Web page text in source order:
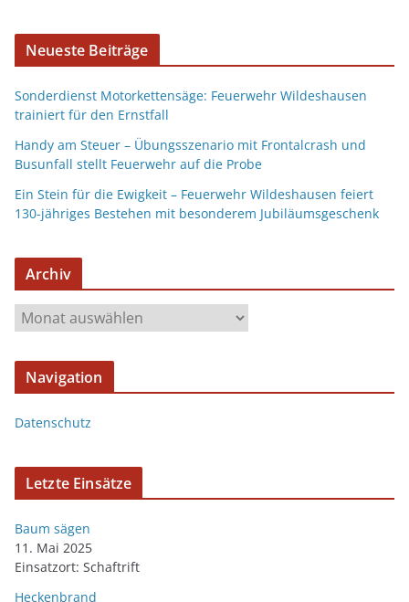
Neueste Beiträge
Sonderdienst Motorkettensäge: Feuerwehr Wildeshausen
trainiert für den Ernstfall
Handy am Steuer – Übungsszenario mit Frontalcrash und
Busunfall stellt Feuerwehr auf die Probe
Ein Stein für die Ewigkeit – Feuerwehr Wildeshausen feiert
130-jähriges Bestehen mit besonderem Jubiläumsgeschenk
Archiv
Navigation
Datenschutz
Letzte Einsätze
Baum sägen
11. Mai 2025
Einsatzort: Schaftrift
Heckenbrand